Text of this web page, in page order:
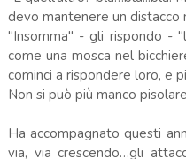
devo mantenere un distacco
"Insomma" - gli rispondo -
come una mosca nel
cominci a rispondere loro, e
Non si può più manco
Ha accompagnato questi
via, via crescendo…gli